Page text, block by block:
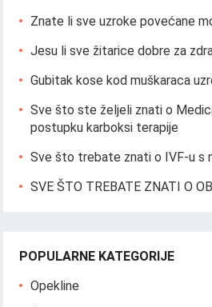
Znate li sve uzroke povećane
Jesu li sve žitarice dobre za
Gubitak kose kod muškaraca
Sve što ste željeli znati o
postupku karboksi terapije
Sve što trebate znati o IVF-u s
SVE ŠTO TREBATE ZNATI O
POPULARNE KATEGORIJE
Opekline